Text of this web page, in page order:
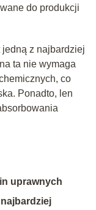
do produkcji
z najbardziej
ta nie wymaga
co
Ponadto, len
uprawnych